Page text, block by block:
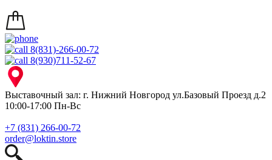
8(831)-266-00-72
8(930)711-52-67
Выставочный зал: г. Нижний Новгород ул.Базовый Проезд д.2
10:00-17:00 Пн-Вс
+7 (831) 266-00-72
order@loktin.store